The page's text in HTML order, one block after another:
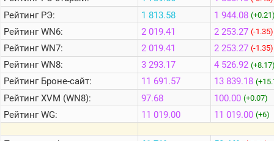
Теlegram
ВК
Портал
Мира
Танков
РейтингРЭ:
РейтингWN6:
РейтингWN7:
РейтингWN8:
РейтингБроне-сайт:
РейтингXVM (WN8):
РейтингWG:
1 813.58
2 019.41
2 019.41
3 293.17
11 691.57
97.68
11 019.00
1 944.08
2 253.27 (-1.35)
2 253.27 (-1.35)
4 526.92
13 839.18
100.00 (+0.07)
11 019.00 (+6)